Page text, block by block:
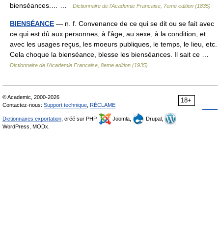
bienséances.… …
Dictionnaire de l'Academie Francaise, 7eme edition (1835)
BIENSÉANCE — n. f. Convenance de ce qui se dit ou se fait avec
ce qui est dû aux personnes, à l’âge, au sexe, à la condition, et
avec les usages reçus, les moeurs publiques, le temps, le lieu, etc.
Cela choque la bienséance, blesse les bienséances. Il sait ce …
Dictionnaire de l'Academie Francaise, 8eme edition (1935)
18+
© Academic, 2000-2026
Contactez-nous: Support technique RÉCLAME
Dictionnaires exportation , créé sur PHP, Joomla,
Drupal,
WordPress, MODx.